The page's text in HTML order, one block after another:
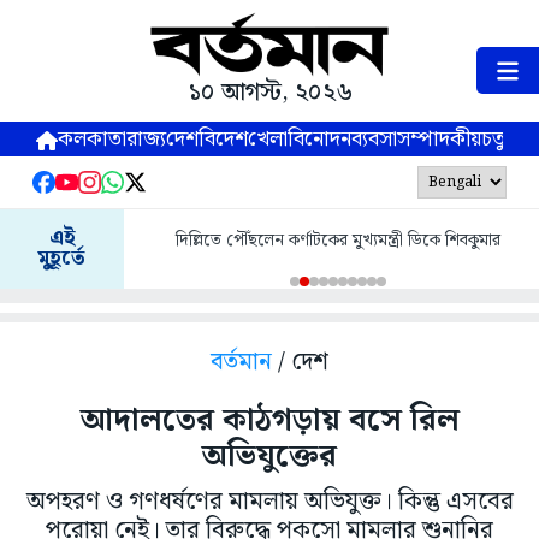
১০ আগস্ট, ২০২৬
কলকাতারাজ্যদেশবিদেশখেলাবিনোদনব্যবসাসম্পাদকীয়
এই
মুহূর্তে
দিল্লিতে পৌঁছলেন কর্ণাটকের মুখ্যমন্ত্রী ডিকে শিবকুমার
বর্তমান/ দেশ
আদালতের কাঠগড়ায় বসে রিল
অভিযুক্তের
অপহরণ ও গণধর্ষণের মামলায় অভিযুক্ত। কিন্তু এসবের
পরোয়া নেই। তার বিরুদ্ধে পকসো মামলার শুনানির